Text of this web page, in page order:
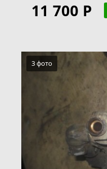
11 700 Р
3 фото